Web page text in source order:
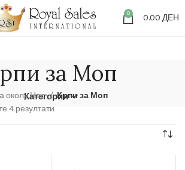
0 0.00 ДЕН
за Моп
Категории
околу Нас
Крпи за Моп
4 резултати